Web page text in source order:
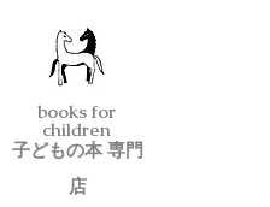
子どもの本 専門
店
books for
children